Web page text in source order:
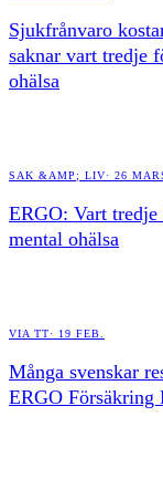
Sjukfrånvaro
saknar vart tredje
ohälsa
SAK &AMP; LIV· 26
ERGO: Vart tredje
mental ohälsa
VIA TT· 19 FEB.
Många svenskar
ERGO Försäkring